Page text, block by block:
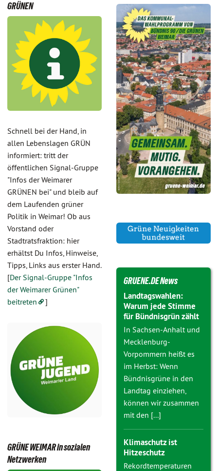
GRÜNEN
Schnell bei der Hand, in
allen Lebenslagen GRÜN
informiert: tritt der
öffentlichen Signal-Gruppe
"Infos der Weimarer
GRÜNEN bei" und bleib auf
dem Laufenden grüner
Politik in Weimar! Ob aus
Vorstand oder
Stadtratsfraktion: hier
erhältst Du Infos, Hinweise,
Tipps, Links aus erster Hand.
[Der Signal-Gruppe "Infos
der Weimarer Grünen"
beitreten
]
GRÜNE WEIMAR in sozialen
Netzwerken
GRUENE.DE News
Landtagswahlen:
Warum jede Stimme
für Bündnisgrün zählt
In Sachsen-Anhalt und
Mecklenburg-
Vorpommern heißt es
im Herbst: Wenn
Bündnisgrüne in den
Landtag einziehen,
können wir zusammen
mit den [...]
Klimaschutz ist
Hitzeschutz
Rekordtemperaturen